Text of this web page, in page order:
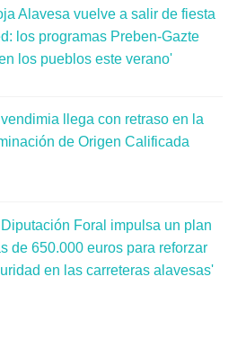
Alavesa vuelve a salir de fiesta
los programas Preben-Gazte
los pueblos este verano'
llega con retraso en la
de Origen Calificada
Foral impulsa un plan
de 650.000 euros para reforzar
en las carreteras alavesas'